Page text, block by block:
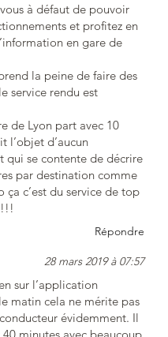
à défaut de pouvoir
et profitez en
en gare de
la peine de faire des
service rendu est
de Lyon part avec 10
l’objet d’aucun
qui se contente de décrire
par destination comme
c’est du service de top
!!!
Répondre
28 mars 2019 à 07:57
sur l’application
matin cela ne mérite pas
évidemment. Il
minutes avec beaucoup